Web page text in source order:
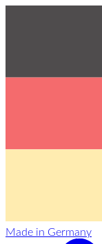
Made in Germany